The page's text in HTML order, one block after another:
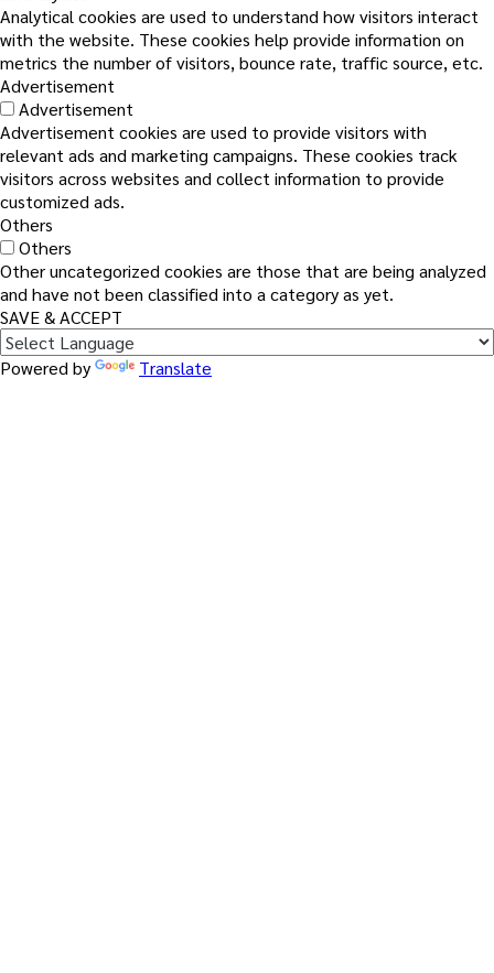
Analytical cookies are used to understand how visitors interact
with the website. These cookies help provide information on
metrics the number of visitors, bounce rate, traffic source, etc.
Advertisement
Advertisement
Advertisement cookies are used to provide visitors with
relevant ads and marketing campaigns. These cookies track
visitors across websites and collect information to provide
customized ads.
Others
Others
Other uncategorized cookies are those that are being analyzed
and have not been classified into a category as yet.
SAVE & ACCEPT
Powered by Translate